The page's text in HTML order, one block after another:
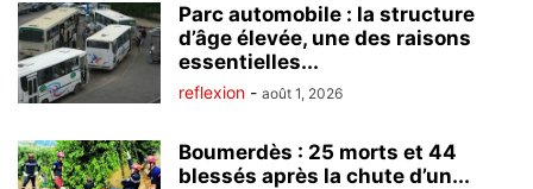
Parc automobile : la structure
d’âge élevée, une des raisons
essentielles...
reflexion - août 1, 2026
Boumerdès : 25 morts et 44
blessés après la chute d’un...